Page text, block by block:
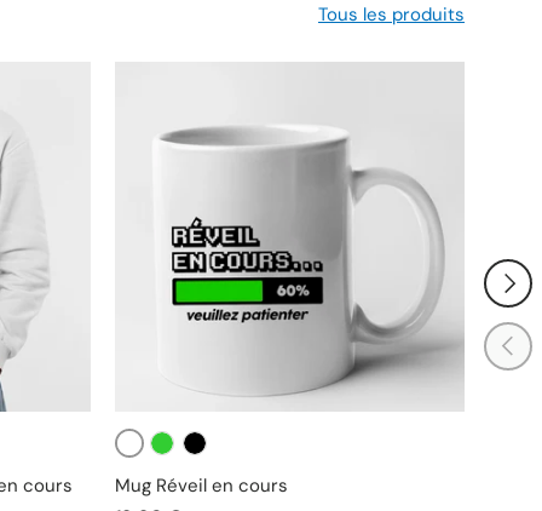
Tous les produits
cours
Blanc
Mug Réveil en cours